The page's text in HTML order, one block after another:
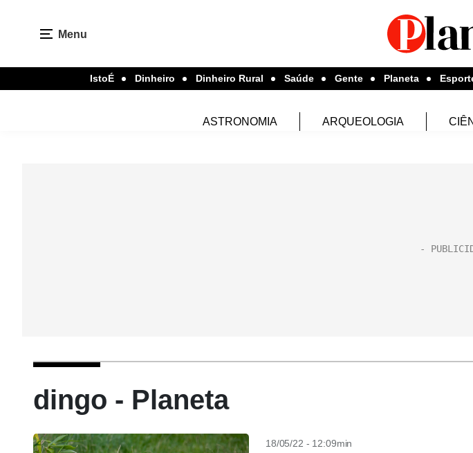
Menu
IstoÉ Dinheiro Dinheiro Rural Saúde Gente Planeta
ASTRONOMIA ARQUEOLOGIA
dingo - Planeta
18/05/22 - 12:09min